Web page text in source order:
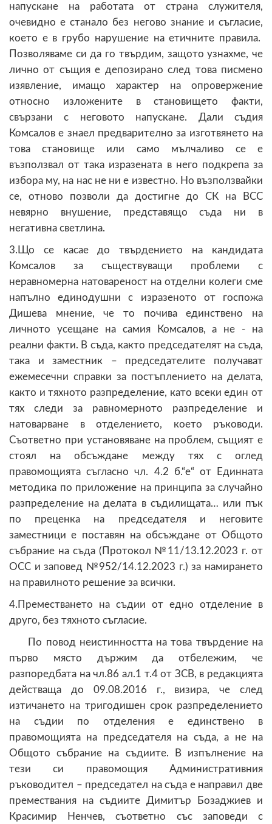
напускане на работата от страна служителя,
очевидно е станало без негово знание и съгласие,
което е в грубо нарушение на етичните правила.
Позволяваме си да го твърдим, защото узнахме, че
лично от същия е депозирано след това писмено
изявление, имащо характер на опровержение
относно изложените в становището факти,
свързани с неговото напускане. Дали съдия
Комсалов е знаел предварително за изготвянето на
това становище или само мълчаливо се е
възползвал от така изразената в него подкрепа за
избора му, на нас не ни е известно. Но възползвайки
се, отново позволи да достигне до СК на ВСС
невярно внушение, представящо съда ни в
негативна светлина.
3.Що се касае до твърдението на кандидата
Комсалов за съществуващи проблеми с
неравномерна натовареност на отделни колеги сме
напълно единодушни с изразеното от госпожа
Дишева мнение, че то почива единствено на
личното усещане на самия Комсалов, а не - на
реални факти. В съда, както председателят на съда,
така и заместник – председателите получават
ежемесечни справки за постъплението на делата,
както и тяхното разпределение, като всеки един от
тях следи за равномерното разпределение и
натоварване в отделението, което ръководи.
Съответно при установяване на проблем, същият е
стоял на обсъждане между тях с оглед
правомощията съгласно чл. 4.2 б.“е“ от Единната
методика по приложение на принципа за случайно
разпределение на делата в съдилищата… или пък
по преценка на председателя и неговите
заместници е поставян на обсъждане от Общото
събрание на съда (Протокол №11/13.12.2023 г. от
ОСС и заповед №952/14.12.2023 г.) за намирането
на правилното решение за всички.
4.Преместването на съдии от едно отделение в
друго, без тяхното съгласие.
По повод неистинността на това твърдение на
първо място държим да отбележим, че
разпоредбата на чл.86 ал.1 т.4 от ЗСВ, в редакцията
действаща до 09.08.2016 г., визира, че след
изтичането на тригодишен срок разпределението
на съдии по отделения е единствено в
правомощията на председателя на съда, а не на
Общото събрание на съдиите. В изпълнение на
тези си правомощия Административния
ръководител – председател на съда е направил две
премествания на съдиите Димитър Бозаджиев и
Красимир Ненчев, съответно със заповеди с